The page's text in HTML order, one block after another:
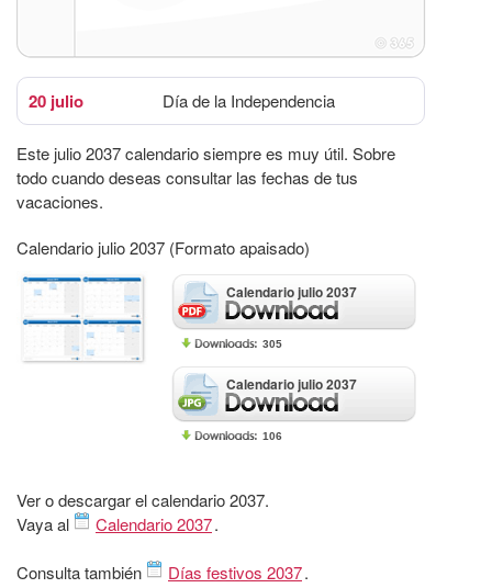
20 julio Día de la Independencia
Este julio 2037 calendario siempre es muy útil. Sobre
todo cuando deseas consultar las fechas de tus
vacaciones.
Calendario julio 2037 (Formato apaisado)
Calendario julio 2037
305
Calendario julio 2037
106
Ver o descargar el calendario 2037.
Vaya al
Calendario 2037.
Consulta también Días festivos 2037.